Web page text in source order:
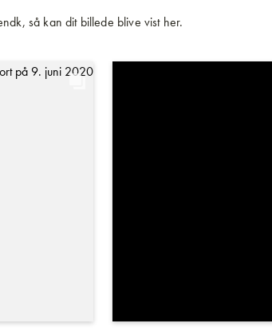
så kan dit billede blive vist her.